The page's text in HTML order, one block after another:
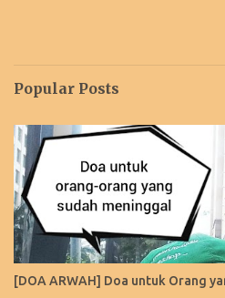
Popular Posts
[DOA ARWAH] Doa untuk Orang